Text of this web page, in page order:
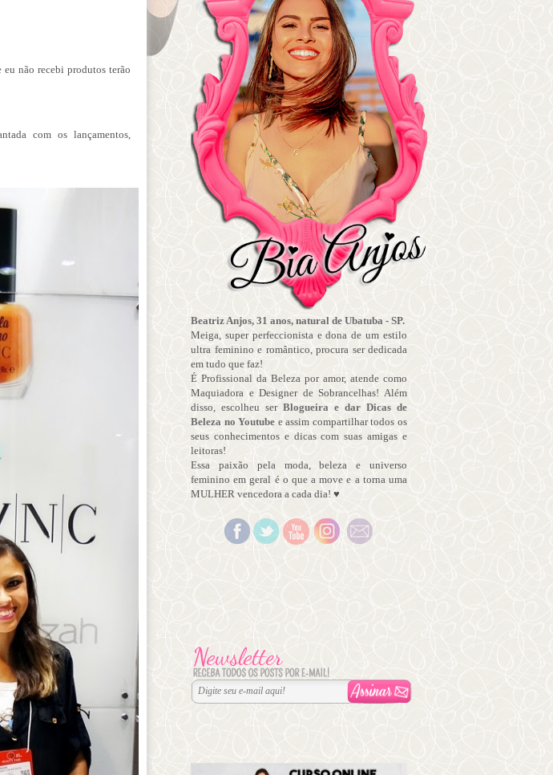
eu não recebi produtos terão
com os lançamentos,
Beatriz Anjos, 31 anos, natural de Ubatuba - SP.
Meiga, super perfeccionista e dona de um estilo
ultra feminino e romântico, procura ser dedicada
em tudo que faz!
É Profissional da Beleza por amor, atende como
Maquiadora e Designer de Sobrancelhas! Além
disso, escolheu ser Blogueira e dar Dicas de
Beleza no Youtube e assim compartilhar todos os
seus conhecimentos e dicas com suas amigas e
leitoras!
Essa paixão pela moda, beleza e universo
feminino em geral é o que a move e a torna uma
MULHER vencedora a cada dia! ♥